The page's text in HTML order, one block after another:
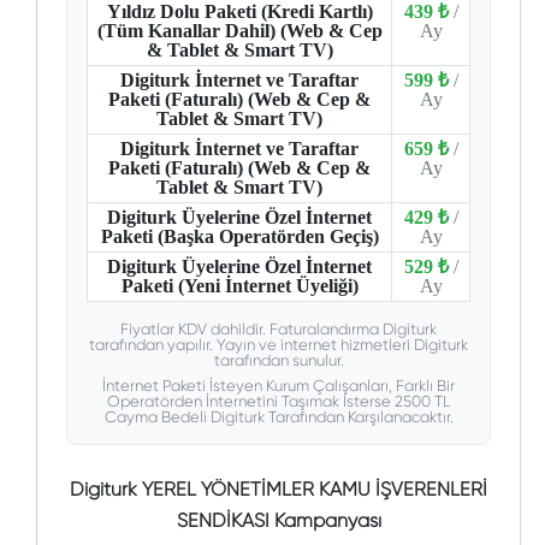
Yıldız Dolu Paketi (Kredi Kartlı)
(Tüm Kanallar Dahil) (Web & Cep
& Tablet & Smart TV)
439 ₺ /
Ay
Digiturk İnternet ve Taraftar
Paketi (Faturalı) (Web & Cep &
Tablet & Smart TV)
599 ₺ /
Ay
Digiturk İnternet ve Taraftar
Paketi (Faturalı) (Web & Cep &
Tablet & Smart TV)
659 ₺ /
Ay
Digiturk Üyelerine Özel İnternet
Paketi (Başka Operatörden Geçiş)
429 ₺ /
Ay
Digiturk Üyelerine Özel İnternet
Paketi (Yeni İnternet Üyeliği)
529 ₺ /
Ay
Fiyatlar KDV dahildir. Faturalandırma Digiturk
tarafından yapılır. Yayın ve internet hizmetleri Digiturk
tarafından sunulur.
İnternet Paketi İsteyen Kurum Çalışanları, Farklı Bir
Operatörden İnternetini Taşımak İsterse 2500 TL
Cayma Bedeli Digiturk Tarafından Karşılanacaktır.
Digiturk YEREL YÖNETİMLER KAMU İŞVERENLERİ
SENDİKASI Kampanyası